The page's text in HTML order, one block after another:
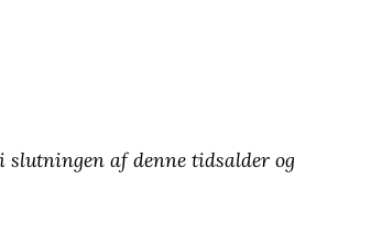
slutningen af denne tidsalder og